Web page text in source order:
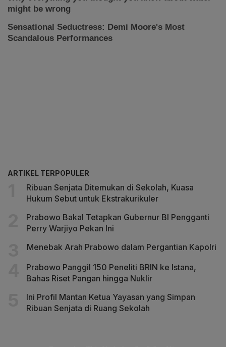
ARTIKEL TERPOPULER
Ribuan Senjata Ditemukan di Sekolah, Kuasa
Hukum Sebut untuk Ekstrakurikuler
Prabowo Bakal Tetapkan Gubernur BI Pengganti
Perry Warjiyo Pekan Ini
Menebak Arah Prabowo dalam Pergantian Kapolri
Prabowo Panggil 150 Peneliti BRIN ke Istana,
Bahas Riset Pangan hingga Nuklir
Ini Profil Mantan Ketua Yayasan yang Simpan
Ribuan Senjata di Ruang Sekolah